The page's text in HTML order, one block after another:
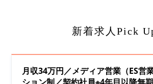
新着求人Pick
月収34万円／メディア営業（ES営